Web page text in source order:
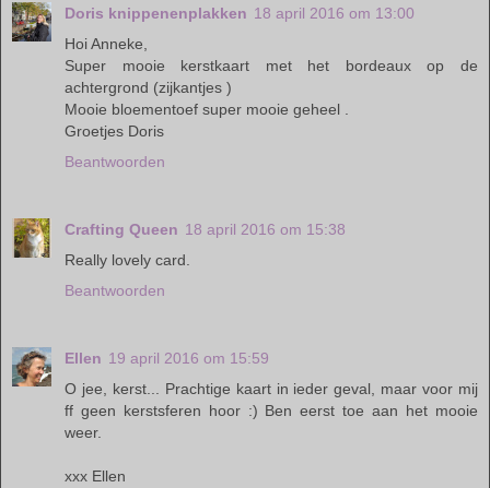
Doris knippenenplakken 18 april 2016 om 13:00
Hoi Anneke,
Super mooie kerstkaart met het bordeaux op de
achtergrond (zijkantjes )
Mooie bloementoef super mooie geheel .
Groetjes Doris
Beantwoorden
Crafting Queen 18 april 2016 om 15:38
Really lovely card.
Beantwoorden
Ellen 19 april 2016 om 15:59
O jee, kerst... Prachtige kaart in ieder geval, maar voor mij
ff geen kerstsferen hoor :) Ben eerst toe aan het mooie
weer.
xxx Ellen